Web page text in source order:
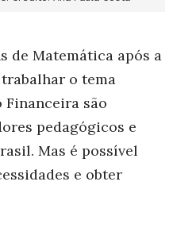
de Matemática após a
o tema
Financeira são
pedagógicos e
Mas é possível
e obter